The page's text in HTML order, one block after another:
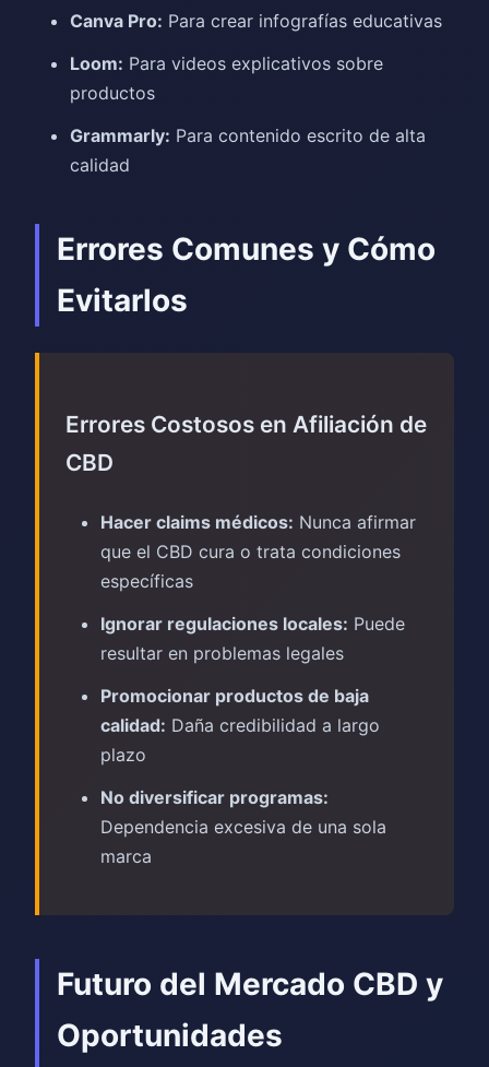
Canva Pro: Para crear infografías educativas
Loom: Para videos explicativos sobre
productos
Grammarly: Para contenido escrito de alta
calidad
Errores Comunes y Cómo
Evitarlos
Errores Costosos en Afiliación de
CBD
Hacer claims médicos: Nunca afirmar
que el CBD cura o trata condiciones
específicas
Ignorar regulaciones locales: Puede
resultar en problemas legales
Promocionar productos de baja
calidad: Daña credibilidad a largo
plazo
No diversificar programas:
Dependencia excesiva de una sola
marca
Futuro del Mercado CBD y
Oportunidades